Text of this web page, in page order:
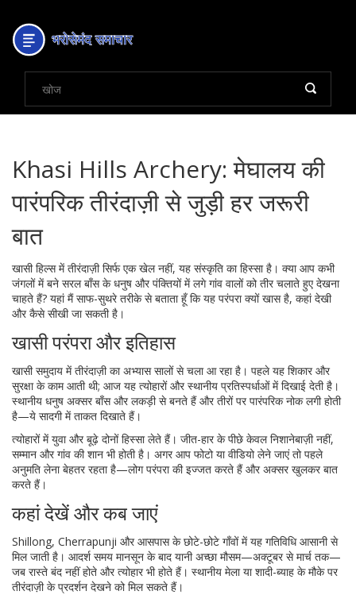
Khasi Hills Archery: मेघालय की
पारंपरिक तीरंदाज़ी से जुड़ी हर जरूरी
बात
खासी हिल्स में तीरंदाज़ी सिर्फ एक खेल नहीं, यह संस्कृति का हिस्सा है। क्या आप कभी
जंगलों में बने सरल बाँस के धनुष और पंक्तियों में लगे गांव वालों को तीर चलाते हुए देखना
चाहते हैं? यहां मैं साफ-सुथरे तरीके से बताता हूँ कि यह परंपरा क्यों खास है, कहां देखी
और कैसे सीखी जा सकती है।
खासी परंपरा और इतिहास
खासी समुदाय में तीरंदाज़ी का अभ्यास सालों से चला आ रहा है। पहले यह शिकार और
सुरक्षा के काम आती थी; आज यह त्योहारों और स्थानीय प्रतिस्पर्धाओं में दिखाई देती है।
स्थानीय धनुष अक्सर बाँस और लकड़ी से बनते हैं और तीरों पर पारंपरिक नोक लगी होती
है—ये सादगी में ताकत दिखाते हैं।
त्योहारों में युवा और बूढ़े दोनों हिस्सा लेते हैं। जीत-हार के पीछे केवल निशानेबाज़ी नहीं,
सम्मान और गांव की शान भी होती है। अगर आप फोटो या वीडियो लेने जाएं तो पहले
अनुमति लेना बेहतर रहता है—लोग परंपरा की इज्जत करते हैं और अक्सर खुलकर बात
करते हैं।
कहां देखें और कब जाएं
Shillong, Cherrapunji और आसपास के छोटे-छोटे गाँवों में यह गतिविधि आसानी से
मिल जाती है। आदर्श समय मानसून के बाद यानी अच्छा मौसम—अक्टूबर से मार्च तक—
जब रास्ते बंद नहीं होते और त्योहार भी होते हैं। स्थानीय मेला या शादी-ब्याह के मौके पर
तीरंदाज़ी के प्रदर्शन देखने को मिल सकते हैं।